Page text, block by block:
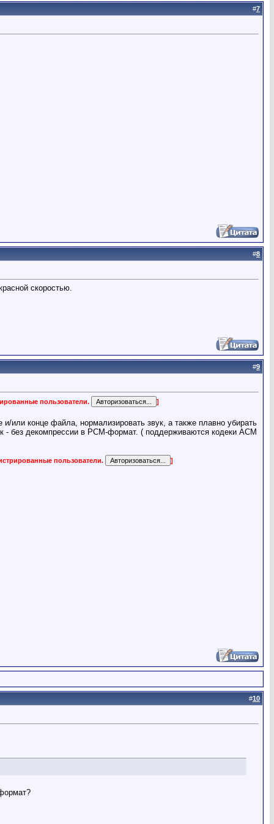
#7
#8
скоростью.
#9
пользователи. ]
или конце файла, нормализировать звук, а также плавно убирать
- без декомпрессии в PCM-формат. ( поддерживаются кодеки ACM
пользователи. ]
#10